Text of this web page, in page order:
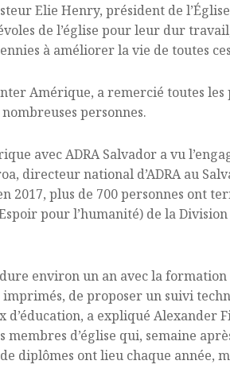
Elie Henry, président de
de l’église pour leur dur
à améliorer la vie de toutes
Amérique, a remercié toutes
personnes.
avec ADRA Salvador a vu
directeur national d’ADRA au
2017, plus de 700 personnes ont
pour l’humanité) de la
environ un an avec la
de proposer un suivi
a expliqué Alexander
d’église qui, semaine
diplômes ont lieu chaque année,